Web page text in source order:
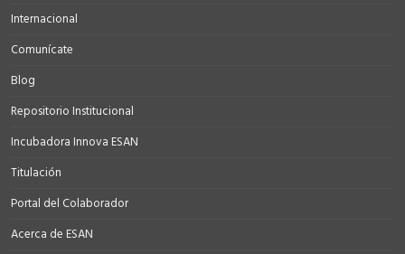
Internacional
Comunícate
Blog
Repositorio Institucional
Incubadora Innova ESAN
Titulación
Portal del Colaborador
Acerca de ESAN